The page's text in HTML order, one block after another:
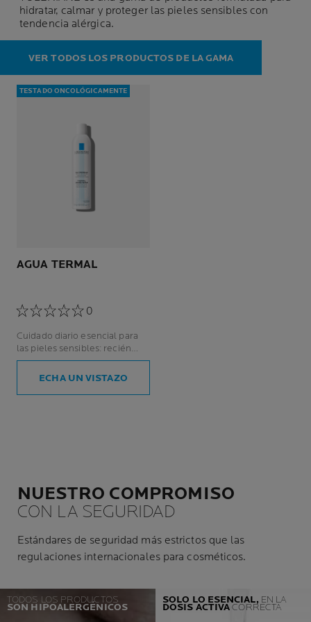
hidratar, calmar y proteger las pieles sensibles con
tendencia alérgica.
VER TODOS LOS PRODUCTOS DE LA GAMA
TESTADO ONCOLÓGICAMENTE
AGUA TERMAL
0
Cuidado diario esencial para
las pieles sensibles: recién
nacidos, niños, adultos y
mujeres embarazadas.
ECHA UN VISTAZO
NUESTRO COMPROMISO
CON LA SEGURIDAD
Estándares de seguridad más estrictos que las
regulaciones internacionales para cosméticos.
TODOS LOS PRODUCTOS
SON HIPOALERGÉNICOS
SOLO LO ESENCIAL, EN LA
DOSIS ACTIVACORRECTA